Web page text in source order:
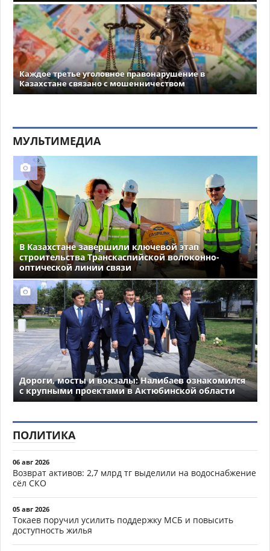
Каждое третье уголовное правонарушение в
Казахстане связано с мошенничеством
МУЛЬТИМЕДИА
В Казахстане завершили ключевой этап
строительства Транскаспийской волоконно-
оптической линии связи
Дороги, мосты и вокзалы: Налибаев ознакомился
с крупными проектами в Актюбинской области
ПОЛИТИКА
06 авг 2026
Возврат активов: 2,7 млрд тг выделили на водоснабжение
сёл СКО
05 авг 2026
Токаев поручил усилить поддержку МСБ и повысить
доступность жилья